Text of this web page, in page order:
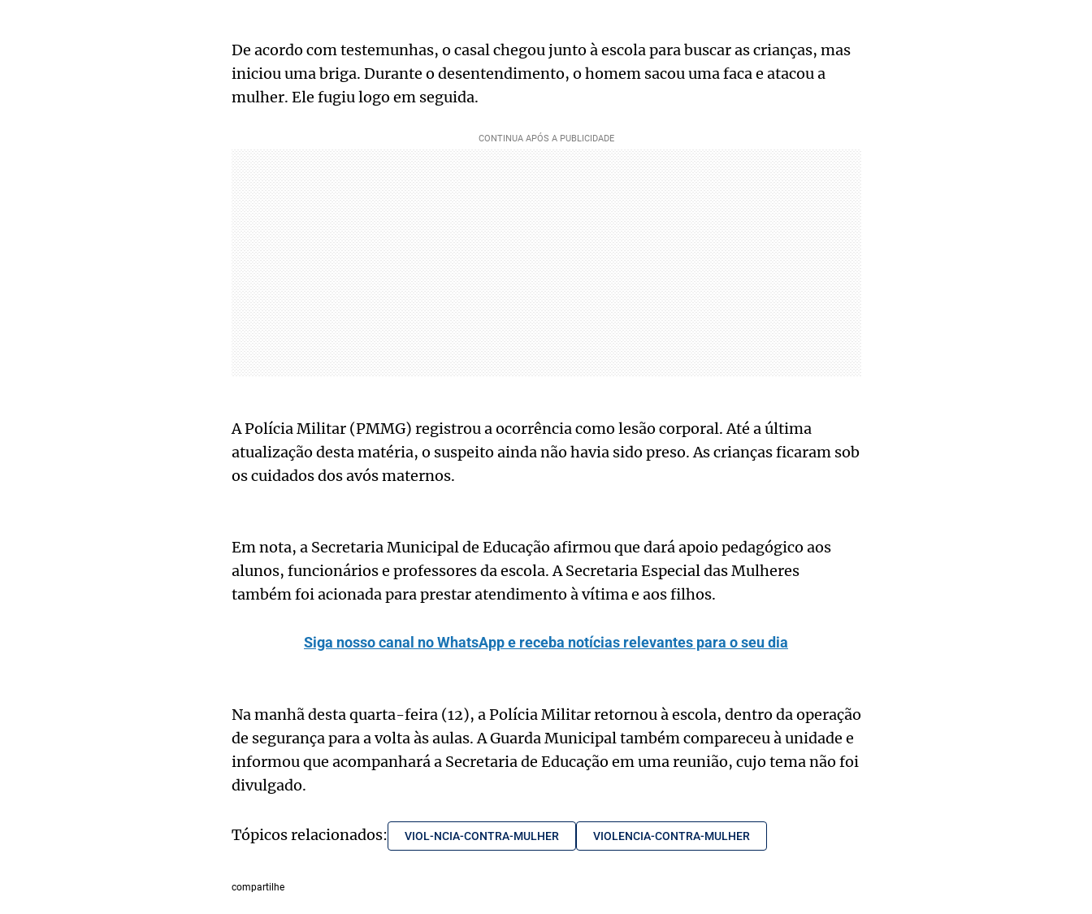
De acordo com testemunhas, o casal chegou junto à escola para buscar as crianças, mas
iniciou uma briga. Durante o desentendimento, o homem sacou uma faca e atacou a
mulher. Ele fugiu logo em seguida.
A Polícia Militar (PMMG) registrou a ocorrência como lesão corporal. Até a última
atualização desta matéria, o suspeito ainda não havia sido preso. As crianças ficaram sob
os cuidados dos avós maternos.
Em nota, a Secretaria Municipal de Educação afirmou que dará apoio pedagógico aos
alunos, funcionários e professores da escola. A Secretaria Especial das Mulheres
também foi acionada para prestar atendimento à vítima e aos filhos.
Siga nosso canal no WhatsApp e receba notícias relevantes para o seu dia
Na manhã desta quarta-feira (12), a Polícia Militar retornou à escola, dentro da operação
de segurança para a volta às aulas. A Guarda Municipal também compareceu à unidade e
informou que acompanhará a Secretaria de Educação em uma reunião, cujo tema não foi
divulgado.
Tópicos relacionados: VIOL-NCIA-CONTRA-MULHER VIOLENCIA-CONTRA-MULHER
compartilhe